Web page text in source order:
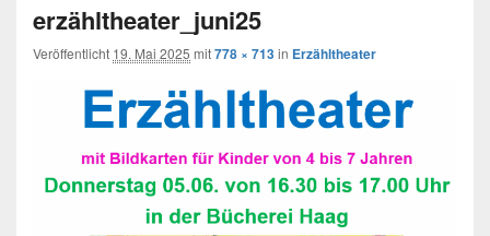
erzähltheater_juni25
Veröffentlicht 19. Mai 2025 mit778 × 713in Erzähltheater